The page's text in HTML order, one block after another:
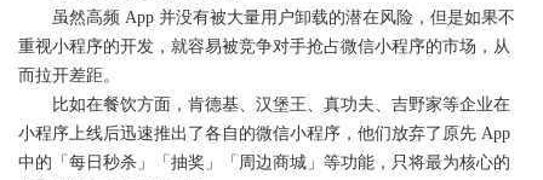
虽然高频 App 并没有被大量用户卸载的潜在风险，但是如果不
重视小程序的开发，就容易被竞争对手抢占微信小程序的市场，从
而拉开差距。
比如在餐饮方面，肯德基、汉堡王、真功夫、吉野家等企业在
小程序上线后迅速推出了各自的微信小程序，他们放弃了原先 App
中的「每日秒杀」「抽奖」「周边商城」等功能，只将最为核心的